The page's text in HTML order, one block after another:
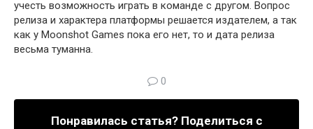
учесть возможность играть в команде с другом. Вопрос
релиза и характера платформы решается издателем, а так
как у Moonshot Games пока его нет, то и дата релиза
весьма туманна.
0
Понравилась статья? Поделиться с